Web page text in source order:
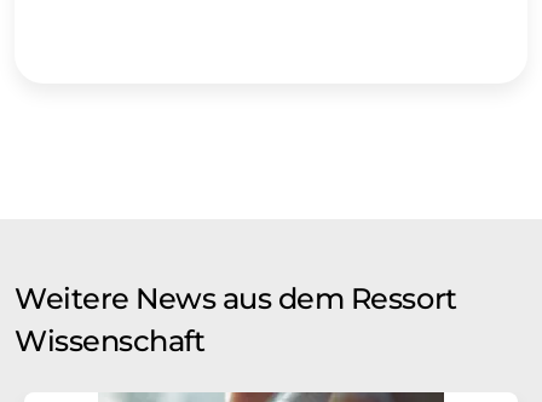
Weitere News aus dem Ressort
Wissenschaft